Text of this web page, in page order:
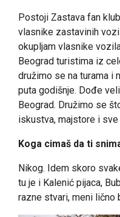
Postoji Zastava fan
vlasnike zastavinih
okupljam vlasnike
Beograd turistima iz
družimo se na turama i
puta godišnje. Dođe
Beograd. Družimo se
iskustva, majstore i
Koga cimaš da ti
Nikog. Idem skoro
tu je i Kalenić pijaca,
razne stvari, meni lično